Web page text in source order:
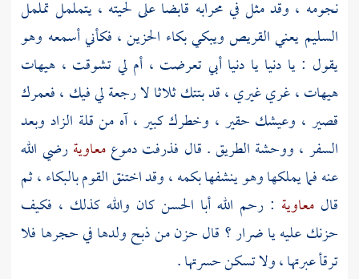
نجومه ، وقد مثل في محرابه قابضا على لحيته ، يتململ تململ
السليم يعني القريص ويبكي بكاء الحزين ، فكأني أسمعه وهو
يقول : يا دنيا يا دنيا أبي تعرضت ، أم لي تشوقت ، هيهات
هيهات ، غري غيري ، قد بتتك ثلاثا لا رجعة لي فيك ، فعمرك
قصير ، وعيشك حقير ، وخطرك كبير ، آه من قلة الزاد وبعد
السفر ، ووحشة الطريق . قال فذرفت دموعمعاويةرضي الله
عنه فما يملكها وهو ينشفها بكمه ، وقد اختنق القوم بالبكاء ، ثم
قالمعاوية : رحم اللهأبا الحسن كان والله كذلك ، فكيف
حزنك عليه ياضرار؟ قال حزن من ذبح ولدها في حجرها فلا
ترقأ عبرتها ، ولا تسكن حسرتها .